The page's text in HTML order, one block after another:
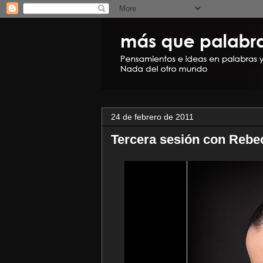
24 de febrero de 2011
Tercera sesión con